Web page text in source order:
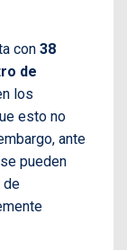
con 38
de
los
esto no
ante
pueden
de